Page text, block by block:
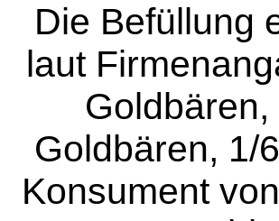
Die Befüllung
laut
Goldbären, 1/
Konsument